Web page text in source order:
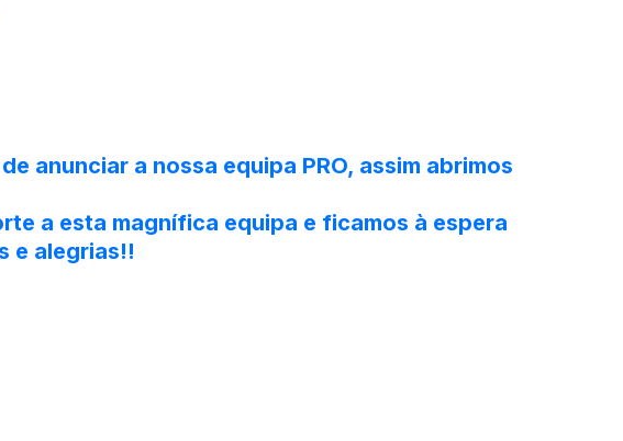
anunciar a nossa equipa PRO, assim abrimos
a esta magnífica equipa e ficamos à espera
e alegrias!!